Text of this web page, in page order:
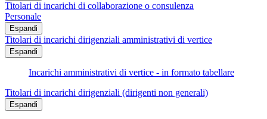
Titolari di incarichi di collaborazione o consulenza
Personale
Espandi
Titolari di incarichi dirigenziali amministrativi di vertice
Espandi
Incarichi amministrativi di vertice - in formato tabellare
Titolari di incarichi dirigenziali (dirigenti non generali)
Espandi